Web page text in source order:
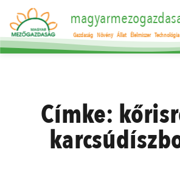
Gazdaság Növény Állat Élelmiszer Technológia
Címke: